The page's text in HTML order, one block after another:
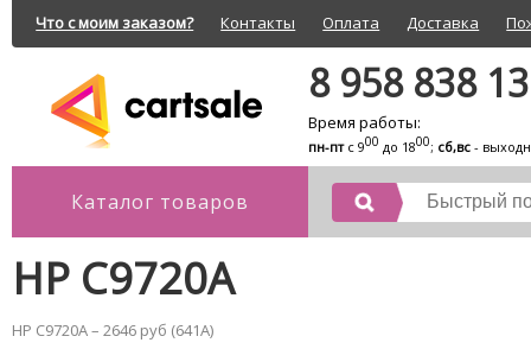
Что с моим заказом? Контакты Оплата Доставка
8 958 838
Время работы:
пн-птс 900 до 1800; сб,вс -
Каталог товаров
HP C9720A
HP C9720A – 2646 руб (641A)